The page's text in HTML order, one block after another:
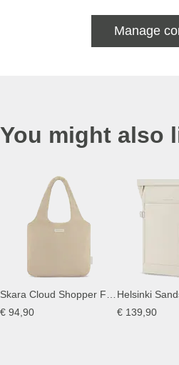
Manage
You might also
Skara Cloud Shopper Fleece Sandstone
€ 94,90
Helsinki
€ 139,90